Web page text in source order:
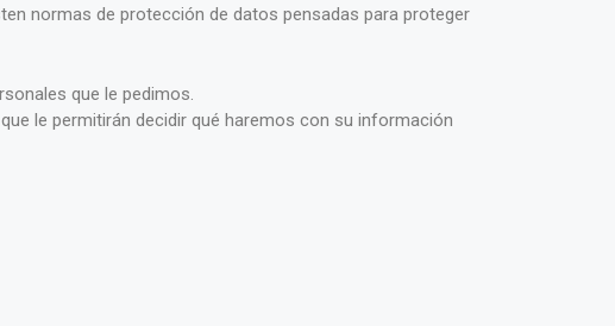
normas de protección de datos pensadas para proteger
que le pedimos.
le permitirán decidir qué haremos con su información